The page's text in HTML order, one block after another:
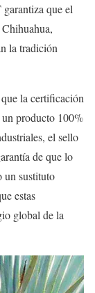
que el
la tradición
la certificación
producto 100%
el sello
de que lo
un sustituto
estas
global de la